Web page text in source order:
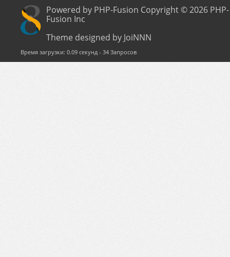
Powered by PHP-Fusion Copyright © 2026 PHP-
Fusion Inc
Theme designed by JoiNNN
Время загрузки: 0.09 секунд - 34 Запросов